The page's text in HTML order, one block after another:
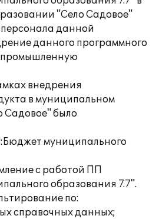
"Село Садовое"
персонала данной
данного программного
промышленную
внедрения
в муниципальном
Садовое" было
муниципального
с работой ПП
образования 7.7".
по:
справочных данных;